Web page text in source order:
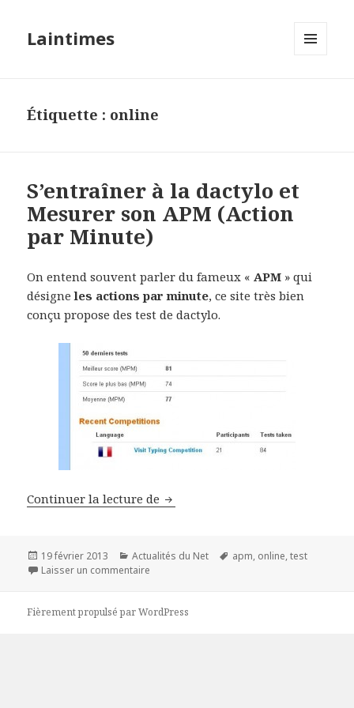
Laintimes
Étiquette : online
S’entraîner à la dactylo et
Mesurer son APM (Action
par Minute)
On entend souvent parler du fameux «APM » qui
désigneles actions par minute, ce site très bien
conçu propose des test de dactylo.
Continuer la lecture de S’entraîner à la dactylo et
Publié
le
19 février 2013 Catégories
Actualités du Net
Mots-
apm, online,test
Laisser un commentaire
Fièrement propulsé par WordPress